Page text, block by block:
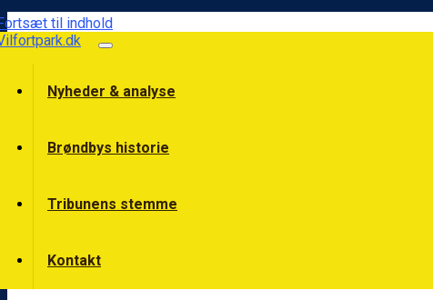
til indhold
Nyheder & analyse
Brøndbys historie
Tribunens stemme
Kontakt